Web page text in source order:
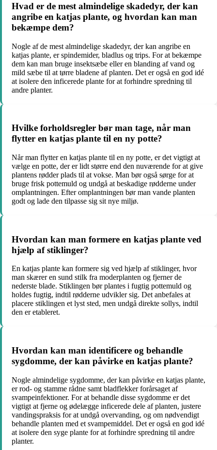
Hvad er de mest almindelige skadedyr, der kan
angribe en katjas plante, og hvordan kan man
bekæmpe dem?
Nogle af de mest almindelige skadedyr, der kan angribe en
katjas plante, er spindemider, bladlus og trips. For at bekæmpe
dem kan man bruge insektsæbe eller en blanding af vand og
mild sæbe til at tørre bladene af planten. Det er også en god idé
at isolere den inficerede plante for at forhindre spredning til
andre planter.
Hvilke forholdsregler bør man tage, når man
flytter en katjas plante til en ny potte?
Når man flytter en katjas plante til en ny potte, er det vigtigt at
vælge en potte, der er lidt større end den nuværende for at give
plantens rødder plads til at vokse. Man bør også sørge for at
bruge frisk pottemuld og undgå at beskadige rødderne under
omplantningen. Efter omplantningen bør man vande planten
godt og lade den tilpasse sig sit nye miljø.
Hvordan kan man formere en katjas plante ved
hjælp af stiklinger?
En katjas plante kan formere sig ved hjælp af stiklinger, hvor
man skærer en sund stilk fra moderplanten og fjerner de
nederste blade. Stiklingen bør plantes i fugtig pottemuld og
holdes fugtig, indtil rødderne udvikler sig. Det anbefales at
placere stiklingen et lyst sted, men undgå direkte sollys, indtil
den er etableret.
Hvordan kan man identificere og behandle
sygdomme, der kan påvirke en katjas plante?
Nogle almindelige sygdomme, der kan påvirke en katjas plante,
er rod- og stamme rådne samt bladflekker forårsaget af
svampeinfektioner. For at behandle disse sygdomme er det
vigtigt at fjerne og ødelægge inficerede dele af planten, justere
vandingspraksis for at undgå overvanding, og om nødvendigt
behandle planten med et svampemiddel. Det er også en god idé
at isolere den syge plante for at forhindre spredning til andre
planter.